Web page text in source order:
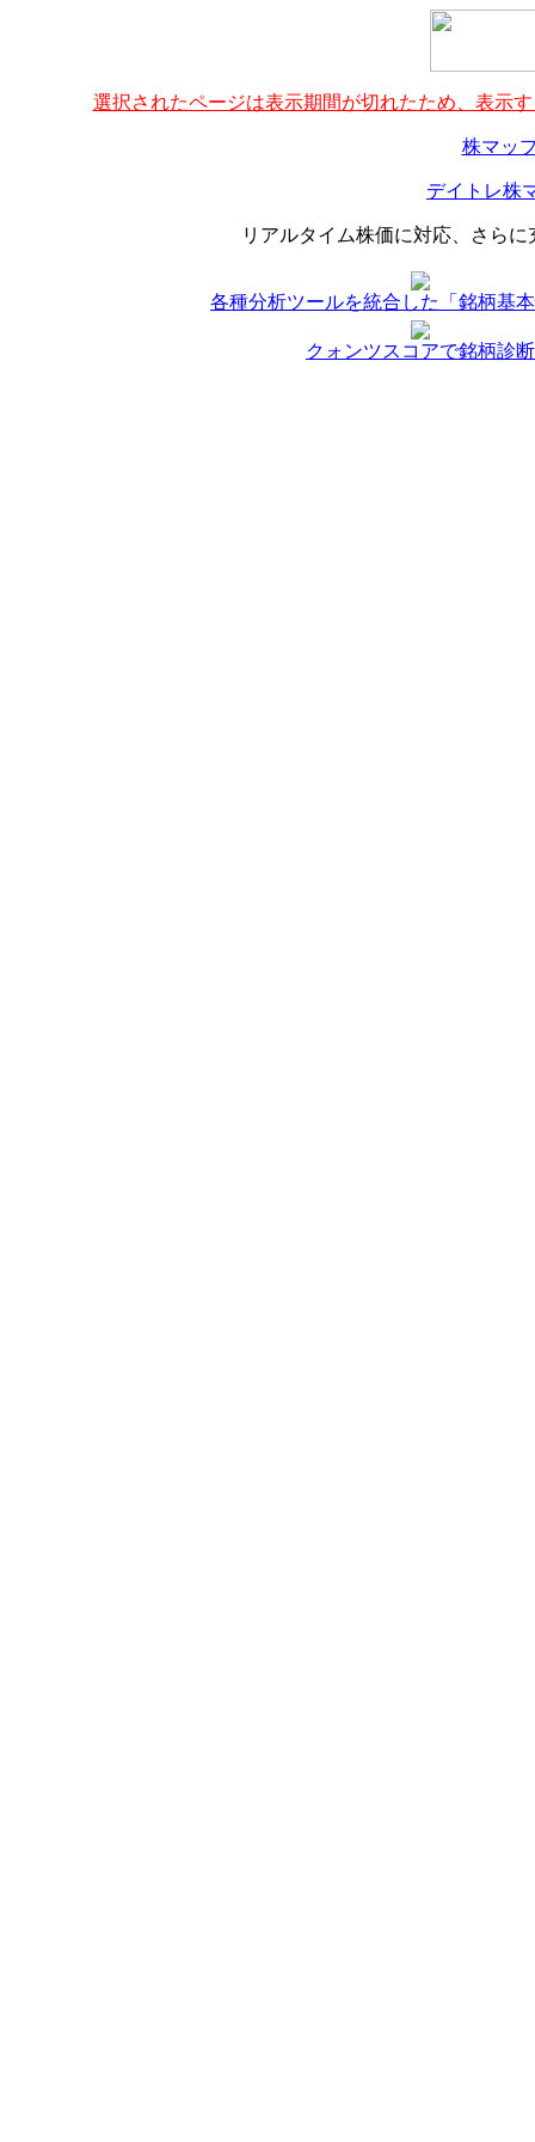
選択されたページは表示期間が切れたため、表示
株マッ
デイトレ株
リアルタイム株価に対応、さら
各種分析ツールを統合した「銘柄基
クォンツスコアで銘柄診断